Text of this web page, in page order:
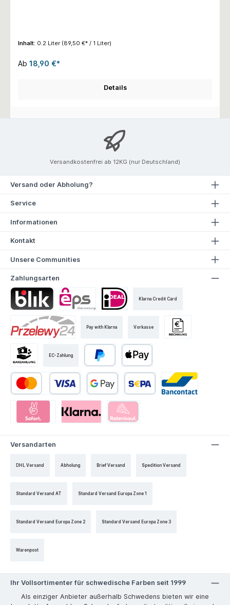
Inhalt: 0.2 Liter (89,50 €* / 1 Liter)
Ab 18,90 €*
Details
Versandkostenfrei ab 12KG (nur Deutschland)
Versand oder Abholung?
Service
Informationen
Kontakt
Unsere Communities
Zahlungsarten
Klarna Credit Card
Pay with Klarna Vorkasse
EC-Zahlung
Versandarten
DHL Versand Abholung Brief Versand Spedition Versand
Standard Versand AT Standard Versand Europa Zone 1
Standard Versand Europa Zone 2 Standard Versand Europa Zone 3
Warenpost
Ihr Vollsortimenter für schwedische Farben seit 1999
Als einziger Anbieter außerhalb Schwedens bieten wir eine